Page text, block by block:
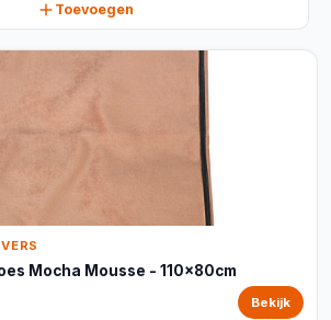
Toevoegen
Mocha Mousse - 110x80cm
Bekijk